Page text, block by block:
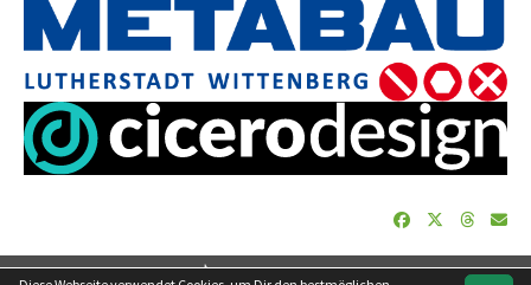
soccero.de